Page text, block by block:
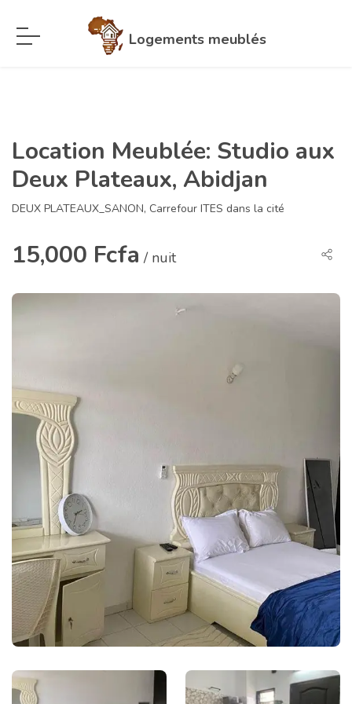
Logements meublés
Location Meublée: Studio aux
Deux Plateaux, Abidjan
DEUX PLATEAUX_SANON, Carrefour ITES dans la cité
15,000 Fcfa / nuit